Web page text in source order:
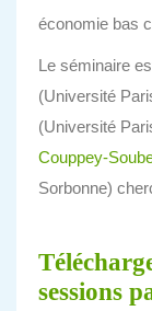
économie bas
Le séminaire
(Université
(Université
Couppey-
Sorbonne)
sessions